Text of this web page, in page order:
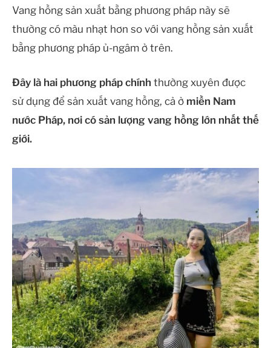
Vang hồng sản xuất bằng phương pháp này sẽ
thường có màu nhạt hơn so với vang hồng sản xuất
bằng phương pháp ủ-ngâm ở trên.
Đây là hai phương pháp chính thường xuyên được
sử dụng để sản xuất vang hồng, cả ở miền Nam
nước Pháp, nơi có sản lượng vang hồng lớn nhất thế
giới.